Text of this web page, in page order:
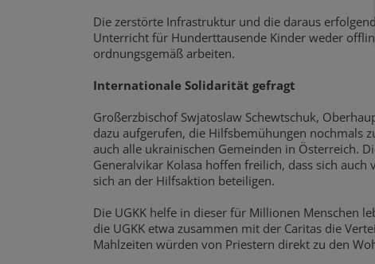
Die zerstörte Infrastruktur und die daraus
Unterricht für Hunderttausende Kinder weder
ordnungsgemäß arbeiten.
Internationale Solidarität gefragt
Großerzbischof Swjatoslaw Schewtschuk,
dazu aufgerufen, die Hilfsbemühungen nochmals
auch alle ukrainischen Gemeinden in Österreich.
Generalvikar Kolasa hoffen freilich, dass sich
sich an der Hilfsaktion beteiligen.
Die UGKK helfe in dieser für Millionen Menschen
die UGKK etwa zusammen mit der Caritas die
Mahlzeiten würden von Priestern direkt zu den